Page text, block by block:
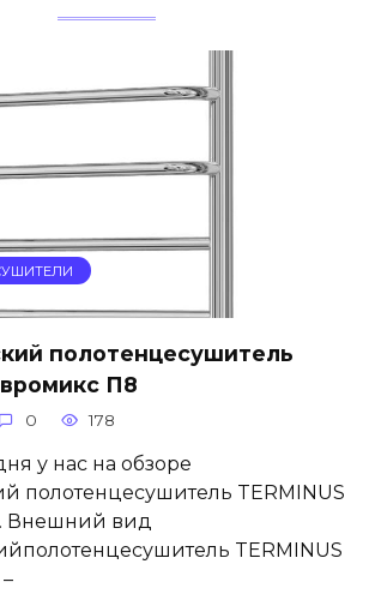
полотенцесушитель
П8
0 178
у нас на обзоре
полотенцесушитель TERMINUS
Внешний вид
TERMINUS